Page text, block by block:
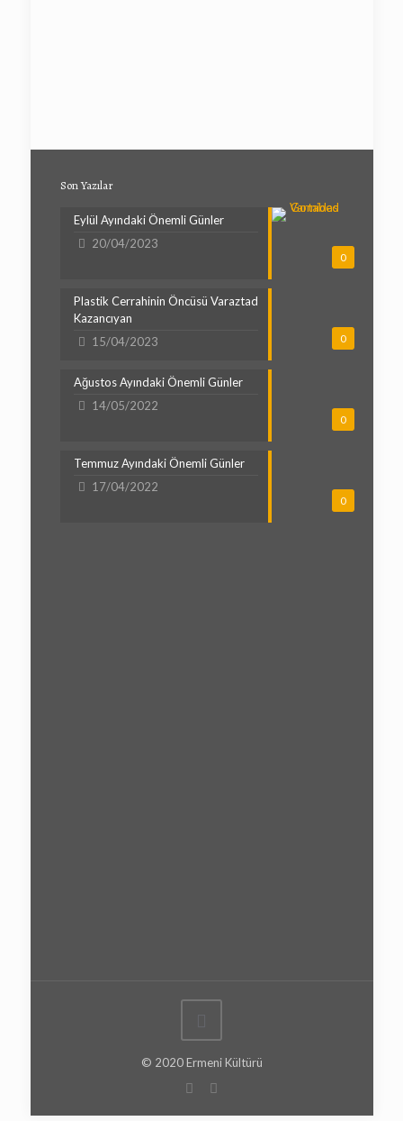
Son Yazılar
0
Eylül Ayındaki Önemli Günler
20/04/2023
0
Plastik Cerrahinin Öncüsü Varaztad
Kazancıyan
15/04/2023
0
Ağustos Ayındaki Önemli Günler
14/05/2022
0
Temmuz Ayındaki Önemli Günler
17/04/2022
© 2020 Ermeni Kültürü